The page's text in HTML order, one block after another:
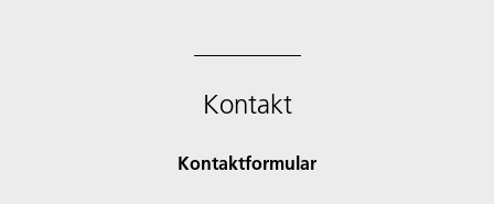
Kontakt
Kontaktformular